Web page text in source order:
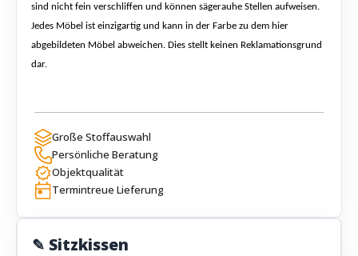
sind nicht fein verschliffen und können sägerauhe Stellen aufweisen.
Jedes Möbel ist einzigartig und kann in der Farbe zu dem hier
abgebildeten Möbel abweichen. Dies stellt keinen Reklamationsgrund
dar.
Große Stoffauswahl
Persönliche Beratung
Objektqualität
Termintreue Lieferung
✎ Sitzkissen